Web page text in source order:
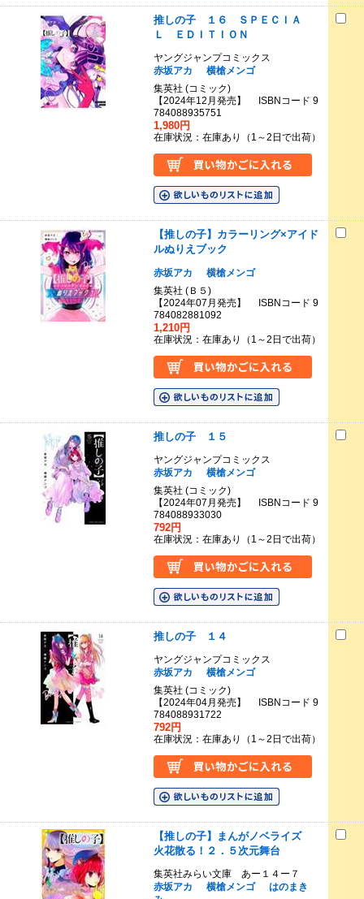
推しの子 １６ ＳＰＥＣＩＡ
Ｌ ＥＤＩＴＩＯＮ
ヤングジャンプコミックス
赤坂アカ
横槍メンゴ
集英社 (コミック)
【2024年12月発売】 ISBNコード 9
784088935751
1,980円
在庫状況：在庫あり（1～2日で出荷）
【推しの子】カラーリング×アイド
ルぬりえブック
赤坂アカ
横槍メンゴ
集英社 (Ｂ５)
【2024年07月発売】 ISBNコード 9
784082881092
1,210円
在庫状況：在庫あり（1～2日で出荷）
推しの子 １５
ヤングジャンプコミックス
赤坂アカ
横槍メンゴ
集英社 (コミック)
【2024年07月発売】 ISBNコード 9
784088933030
792円
在庫状況：在庫あり（1～2日で出荷）
推しの子 １４
ヤングジャンプコミックス
赤坂アカ
横槍メンゴ
集英社 (コミック)
【2024年04月発売】 ISBNコード 9
784088931722
792円
在庫状況：在庫あり（1～2日で出荷）
【推しの子】まんがノベライズ
火花散る！２．５次元舞台
集英社みらい文庫 あー１４ー７
赤坂アカ
横槍メンゴ
はのまき